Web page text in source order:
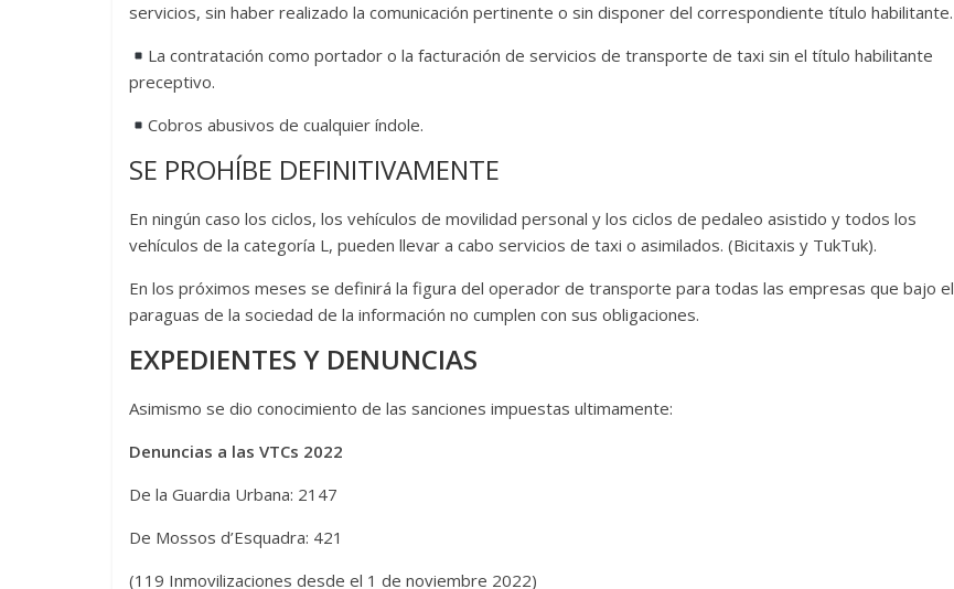
servicios, sin haber realizado la comunicación pertinente o sin disponer del correspondiente título habilitante.
La contratación como portador o la facturación de servicios de transporte de taxi sin el título habilitante
preceptivo.
Cobros abusivos de cualquier índole.
SE PROHÍBE DEFINITIVAMENTE
En ningún caso los ciclos, los vehículos de movilidad personal y los ciclos de pedaleo asistido y todos los
vehículos de la categoría L, pueden llevar a cabo servicios de taxi o asimilados. (Bicitaxis y TukTuk).
En los próximos meses se definirá la figura del operador de transporte para todas las empresas que bajo el
paraguas de la sociedad de la información no cumplen con sus obligaciones.
EXPEDIENTES Y DENUNCIAS
Asimismo se dio conocimiento de las sanciones impuestas ultimamente:
Denuncias a las VTCs 2022
De la Guardia Urbana: 2147
De Mossos d’Esquadra: 421
(119 Inmovilizaciones desde el 1 de noviembre 2022)